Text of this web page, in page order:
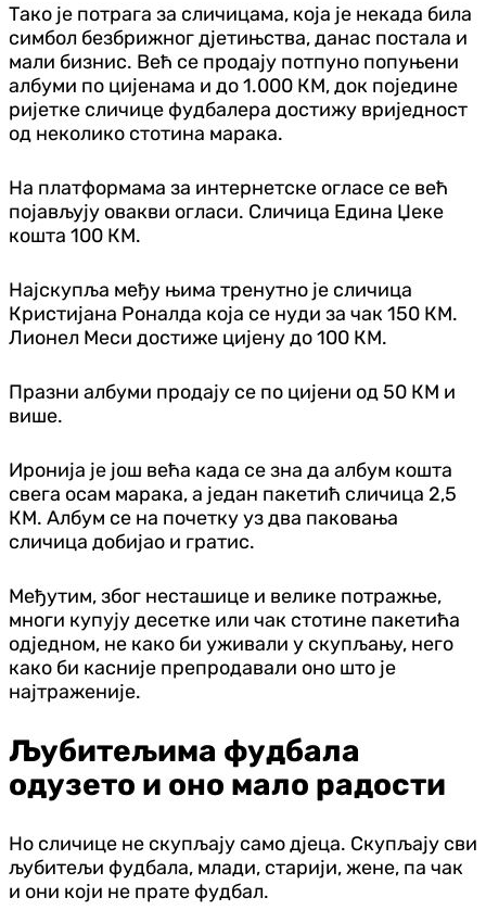
Тако је потрага за сличицама, која је некада била
симбол безбрижног д‌јетињства, данас постала и
мали бизнис. Већ се продају потпуно попуњени
албуми по цијенама и до 1.000 КМ, док поједине
ријетке сличице фудбалера достижу вриједност
од неколико стотина марака.
На платформама за интернетске огласе се већ
појављују овакви огласи. Сличица Едина Џеке
кошта 100 КМ.
Најскупља међу њима тренутно је сличица
Кристијана Роналда која се нуди за чак 150 КМ.
Лионел Меси достиже цијену до 100 КМ.
Празни албуми продају се по цијени од 50 КМ и
више.
Иронија је још већа када се зна да албум кошта
свега осам марака, а један пакетић сличица 2,5
КМ. Албум се на почетку уз два паковања
сличица добијао и гратис.
Међутим, због несташице и велике потражње,
многи купују десетке или чак стотине пакетића
од‌једном, не како би уживали у скупљању, него
како би касније препродавали оно што је
најтраженије.
Љубитељима фудбала
одузето и оно мало радости
Но сличице не скупљају само д‌јеца. Скупљају сви
љубитељи фудбала, млади, старији, жене, па чак
и они који не прате фудбал.